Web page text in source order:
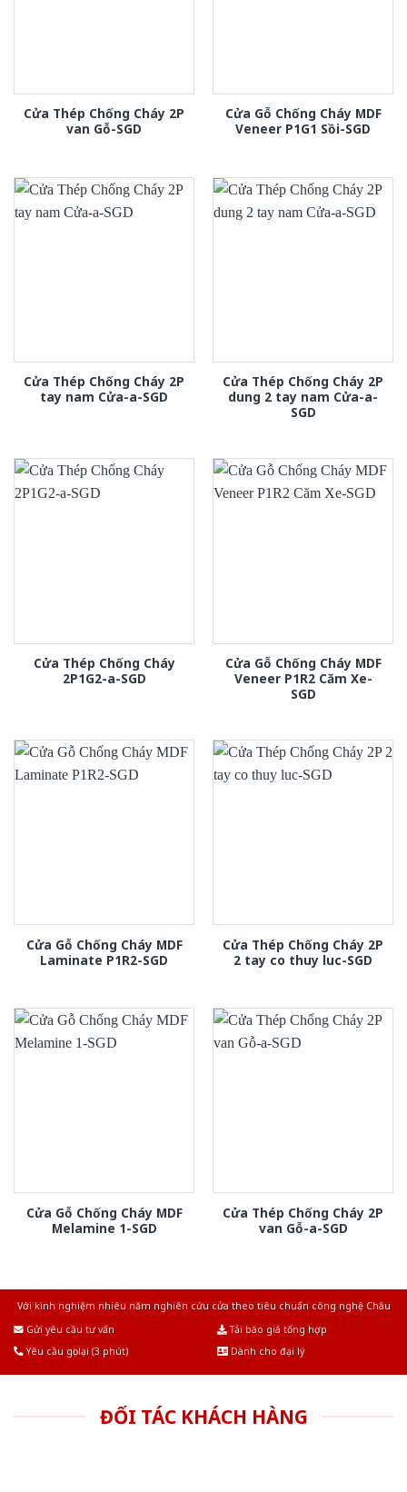
Cửa Thép Chống Cháy 2P
van Gỗ-SGD
Cửa Gỗ Chống Cháy MDF
Veneer P1G1 Sồi-SGD
Cửa Thép Chống Cháy 2P
tay nam Cửa-a-SGD
Cửa Thép Chống Cháy 2P
dung 2 tay nam Cửa-a-
SGD
Cửa Thép Chống Cháy
2P1G2-a-SGD
Cửa Gỗ Chống Cháy MDF
Veneer P1R2 Căm Xe-
SGD
Cửa Gỗ Chống Cháy MDF
Laminate P1R2-SGD
Cửa Thép Chống Cháy 2P
2 tay co thuy luc-SGD
Cửa Gỗ Chống Cháy MDF
Melamine 1-SGD
Cửa Thép Chống Cháy 2P
van Gỗ-a-SGD
Với kinh nghiệm nhiêu năm nghiên cứu cửa theo tiêu chuẩn công nghệ Châu
Gửi yêu cầu tư vấn
Tải báo giá tổng hợp
Yêu cầu gọi lại (3 phút)
Dành cho đại lý
ĐỐI TÁC KHÁCH HÀNG